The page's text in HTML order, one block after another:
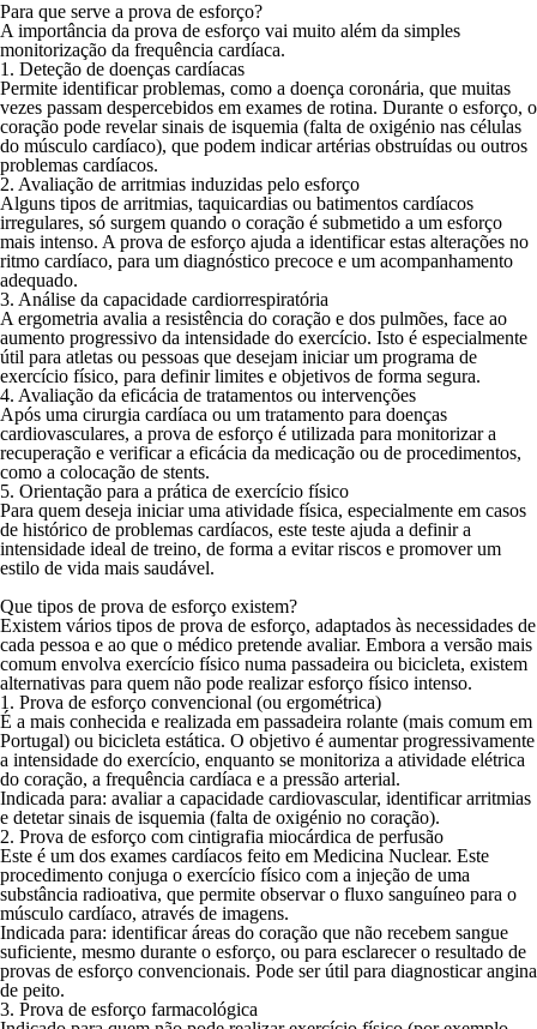
Para que serve a prova de esforço?
A importância da prova de esforço vai muito além da simples
monitorização da frequência cardíaca.
1. Deteção de doenças cardíacas
Permite identificar problemas, como a doença coronária, que muitas
vezes passam despercebidos em exames de rotina. Durante o esforço, o
coração pode revelar sinais de isquemia (falta de oxigénio nas células
do músculo cardíaco), que podem indicar artérias obstruídas ou outros
problemas cardíacos.
2. Avaliação de arritmias induzidas pelo esforço
Alguns tipos de arritmias, taquicardias ou batimentos cardíacos
irregulares, só surgem quando o coração é submetido a um esforço
mais intenso. A prova de esforço ajuda a identificar estas alterações no
ritmo cardíaco, para um diagnóstico precoce e um acompanhamento
adequado.
3. Análise da capacidade cardiorrespiratória
A ergometria avalia a resistência do coração e dos pulmões, face ao
aumento progressivo da intensidade do exercício. Isto é especialmente
útil para atletas ou pessoas que desejam iniciar um programa de
exercício físico, para definir limites e objetivos de forma segura.
4. Avaliação da eficácia de tratamentos ou intervenções
Após uma cirurgia cardíaca ou um tratamento para doenças
cardiovasculares, a prova de esforço é utilizada para monitorizar a
recuperação e verificar a eficácia da medicação ou de procedimentos,
como a colocação de stents.
5. Orientação para a prática de exercício físico
Para quem deseja iniciar uma atividade física, especialmente em casos
de histórico de problemas cardíacos, este teste ajuda a definir a
intensidade ideal de treino, de forma a evitar riscos e promover um
estilo de vida mais saudável.
Que tipos de prova de esforço existem?
Existem vários tipos de prova de esforço, adaptados às necessidades de
cada pessoa e ao que o médico pretende avaliar. Embora a versão mais
comum envolva exercício físico numa passadeira ou bicicleta, existem
alternativas para quem não pode realizar esforço físico intenso.
1. Prova de esforço convencional (ou ergométrica)
É a mais conhecida e realizada em passadeira rolante (mais comum em
Portugal) ou bicicleta estática. O objetivo é aumentar progressivamente
a intensidade do exercício, enquanto se monitoriza a atividade elétrica
do coração, a frequência cardíaca e a pressão arterial.
Indicada para: avaliar a capacidade cardiovascular, identificar arritmias
e detetar sinais de isquemia (falta de oxigénio no coração).
2. Prova de esforço com cintigrafia miocárdica de perfusão
Este é um dos exames cardíacos feito em Medicina Nuclear. Este
procedimento conjuga o exercício físico com a injeção de uma
substância radioativa, que permite observar o fluxo sanguíneo para o
músculo cardíaco, através de imagens.
Indicada para: identificar áreas do coração que não recebem sangue
suficiente, mesmo durante o esforço, ou para esclarecer o resultado de
provas de esforço convencionais. Pode ser útil para diagnosticar angina
de peito.
3. Prova de esforço farmacológica